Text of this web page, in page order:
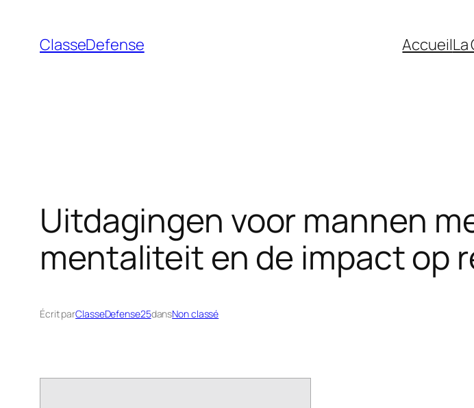
contenu
ClasseDefense AccueilLa
Uitdagingen voor mannen
mentaliteit en de impact op
Écrit parClasseDefense25dansNon classé